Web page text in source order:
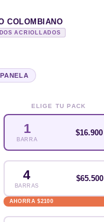
COLOMBIANO
ACRIOLLADOS
PANELA
ELIGE TU PACK
1
BARRA
$16.900
4
BARRAS
$65.500
AHORRA $2100